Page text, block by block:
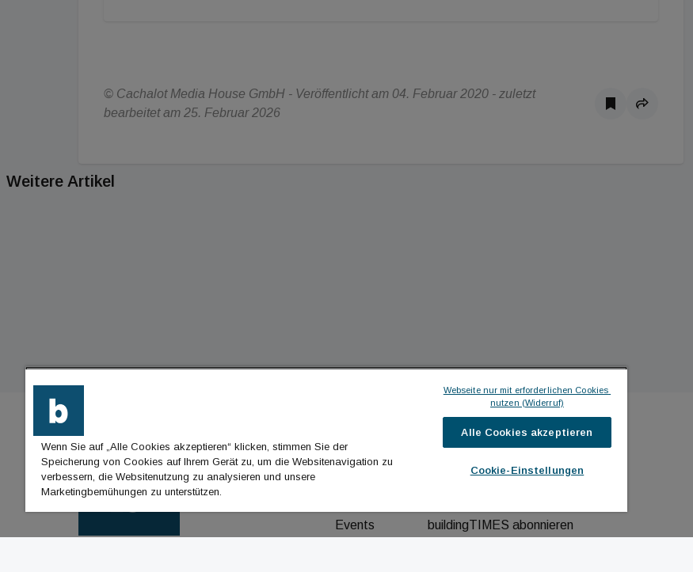
© Cachalot Media House GmbH - Veröffentlicht am 04. Februar 2020 - zuletzt
bearbeitet am 25. Februar 2026
Weitere Artikel
BUILDINGTIMES
Events
ICH MÖCHTE ...
buildingTIMES abonnieren
Wenn Sie auf „Alle Cookies akzeptieren“ klicken, stimmen Sie der
Speicherung von Cookies auf Ihrem Gerät zu, um die Websitenavigation zu
verbessern, die Websitenutzung zu analysieren und unsere
Marketingbemühungen zu unterstützen.
Webseite nur mit erforderlichen Cookies
nutzen (Widerruf)
Alle Cookies akzeptieren
Cookie-Einstellungen